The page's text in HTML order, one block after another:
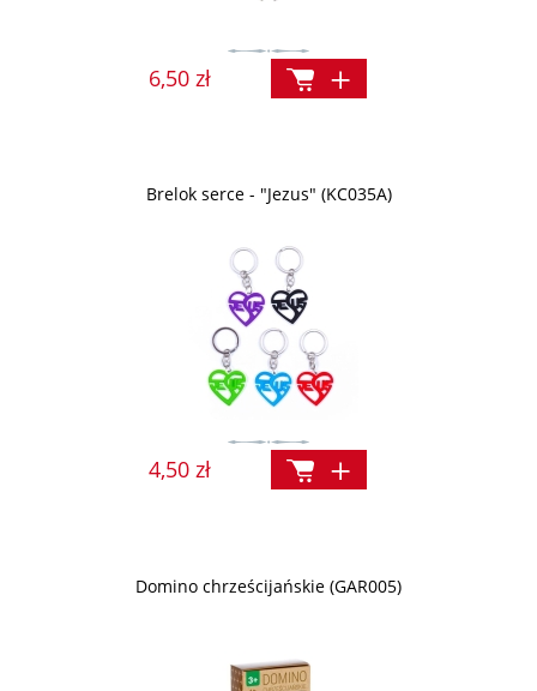
6,50 zł
Brelok serce - "Jezus" (KC035A)
4,50 zł
Domino chrześcijańskie (GAR005)